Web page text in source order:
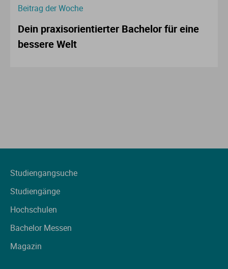
Beitrag der Woche
Dein praxisorientierter Bachelor für eine
bessere Welt
Studiengangsuche
Studiengänge
Hochschulen
Bachelor Messen
Magazin